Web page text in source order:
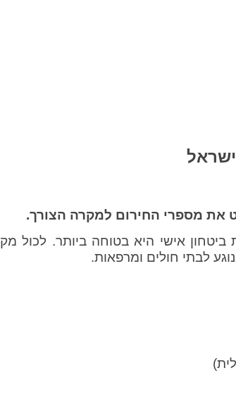
את מספרי החירום למקרה הצורך.
אישי היא בטוחה ביותר.
לבתי חולים ומרפאות.